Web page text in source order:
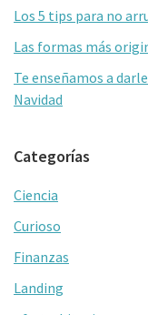
Los 5 tips para no
Las formas más
Te enseñamos a
Navidad
Categorías
Ciencia
Curioso
Finanzas
Landing